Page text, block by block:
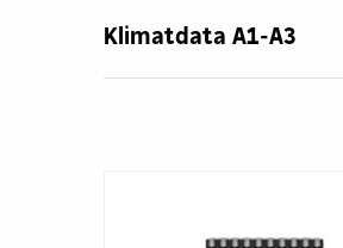
Klimatdata A1-A3